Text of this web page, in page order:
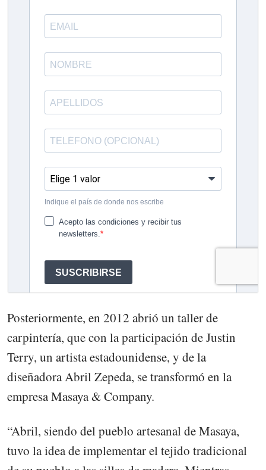
Posteriormente, en 2012 abrió un taller de
carpintería, que con la participación de Justin
Terry, un artista estadounidense, y de la
diseñadora Abril Zepeda, se transformó en la
empresa Masaya & Company.
“Abril, siendo del pueblo artesanal de Masaya,
tuvo la idea de implementar el tejido tradicional